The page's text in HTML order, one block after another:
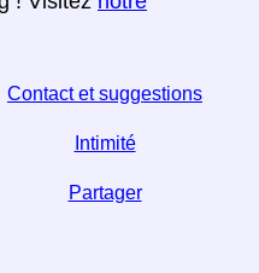
Contact et suggestions
Intimité
Partager